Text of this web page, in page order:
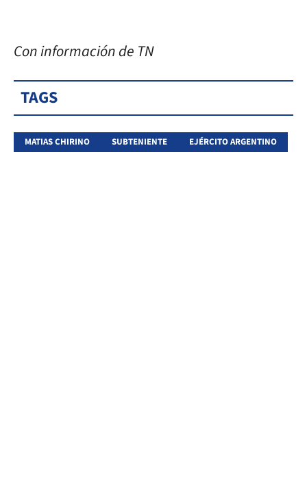
Con información de TN
TAGS
MATIAS CHIRINO SUBTENIENTE EJÉRCITO ARGENTINO